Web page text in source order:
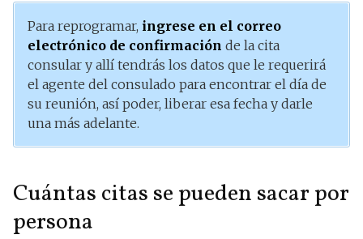
Para reprogramar, ingrese en el correo
electrónico de confirmación de la cita
consular y allí tendrás los datos que le requerirá
el agente del consulado para encontrar el día de
su reunión, así poder, liberar esa fecha y darle
una más adelante.
Cuántas citas se pueden sacar por
persona